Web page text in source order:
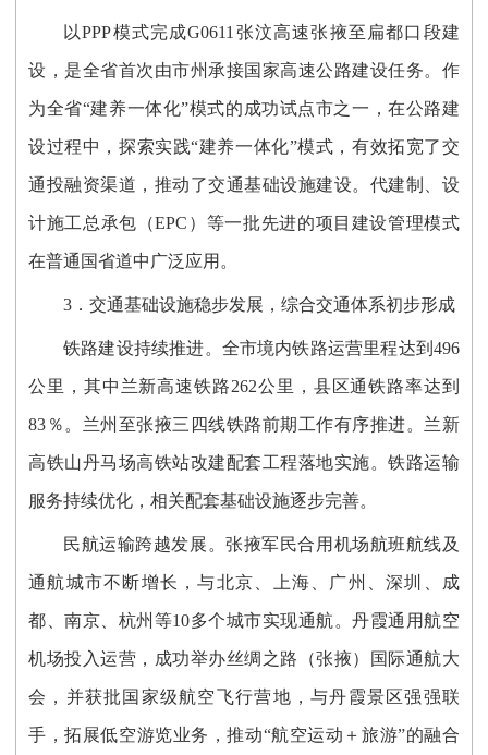
以PPP模式完成G0611张汶高速张掖至扁都口段建
设，是全省首次由市州承接国家高速公路建设任务。作
为全省“建养一体化”模式的成功试点市之一，在公路建
设过程中，探索实践“建养一体化”模式，有效拓宽了交
通投融资渠道，推动了交通基础设施建设。代建制、设
计施工总承包（EPC）等一批先进的项目建设管理模式
在普通国省道中广泛应用。
3．交通基础设施稳步发展，综合交通体系初步形成
铁路建设持续推进。全市境内铁路运营里程达到496
公里，其中兰新高速铁路262公里，县区通铁路率达到
83％。兰州至张掖三四线铁路前期工作有序推进。兰新
高铁山丹马场高铁站改建配套工程落地实施。铁路运输
服务持续优化，相关配套基础设施逐步完善。
民航运输跨越发展。张掖军民合用机场航班航线及
通航城市不断增长，与北京、上海、广州、深圳、成
都、南京、杭州等10多个城市实现通航。丹霞通用航空
机场投入运营，成功举办丝绸之路（张掖）国际通航大
会，并获批国家级航空飞行营地，与丹霞景区强强联
手，拓展低空游览业务，推动“航空运动＋旅游”的融合